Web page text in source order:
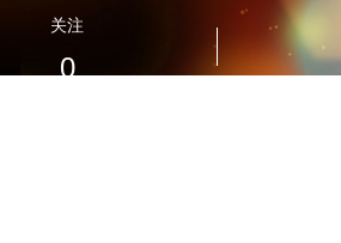
关注
0